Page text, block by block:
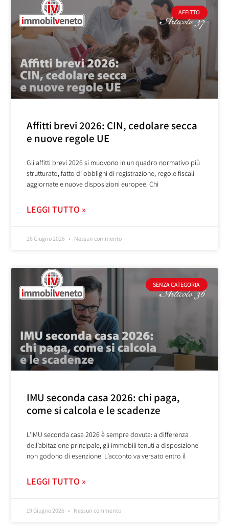
AFFITTO
Affitti brevi 2026: CIN, cedolare secca
e nuove regole UE
Gli affitti brevi 2026 si muovono in un quadro normativo più
strutturato, fatto di obblighi di registrazione, regole fiscali
aggiornate e nuove disposizioni europee. Chi
LEGGI TUTTO »
26 Giugno 2026 Nessun commento
SENZA CATEGORIA
IMU seconda casa 2026: chi paga,
come si calcola e le scadenze
L’IMU seconda casa 2026 è sempre dovuta: a differenza
dell’abitazione principale, gli immobili tenuti a disposizione
non godono di esenzione. L’acconto va versato entro il
LEGGI TUTTO »
19 Giugno 2026 Nessun commento